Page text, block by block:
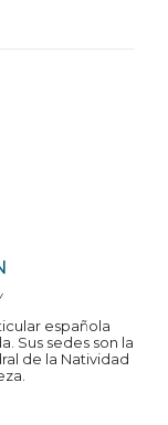
española
Sus sedes son la
de la Natividad